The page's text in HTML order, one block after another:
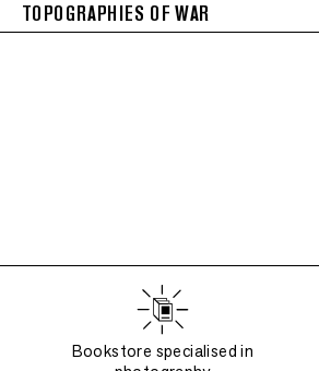
TOPOGRAPHIES OF WAR
Bookstore specialised in